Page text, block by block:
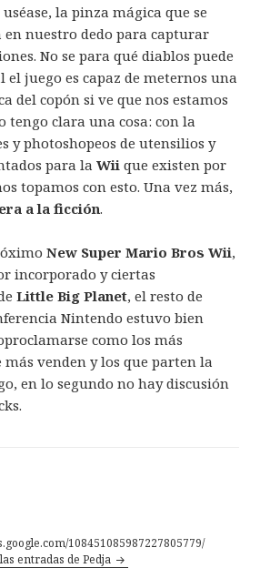
uséase, la pinza mágica que se
en nuestro dedo para capturar
No se para qué diablos puede
el juego es capaz de meternos una
del copón si ve que nos estamos
tengo clara una cosa: con la
y photoshopeos de utensilios y
para laWii que existen por
topamos con esto. Una vez más,
a la ficción.
New Super Mario Bros Wii,
incorporado y ciertas
Little Big Planet, el resto de
Nintendo estuvo bien
como los más
más venden y los que parten la
en lo segundo no hay discusión
108451085987227805779/
entradas de Pedja